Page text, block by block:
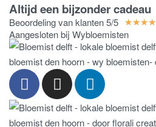
Altijd een bijzonder cadeau
Beoordeling van klanten 5/5 ★★★★
Aangesloten bij Wybloemisten